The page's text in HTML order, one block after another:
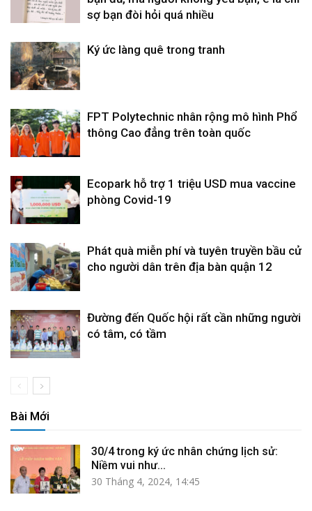
sợ bạn đòi hỏi quá nhiều
Ký ức làng quê trong tranh
FPT Polytechnic nhân rộng mô hình Phổ
thông Cao đẳng trên toàn quốc
Ecopark hỗ trợ 1 triệu USD mua vaccine
phòng Covid-19
Phát quà miễn phí và tuyên truyền bầu cử
cho người dân trên địa bàn quận 12
Đường đến Quốc hội rất cần những người
có tâm, có tầm
Bài Mới
30/4 trong ký ức nhân chứng lịch sử:
Niềm vui như...
30 Tháng 4, 2024, 14:45